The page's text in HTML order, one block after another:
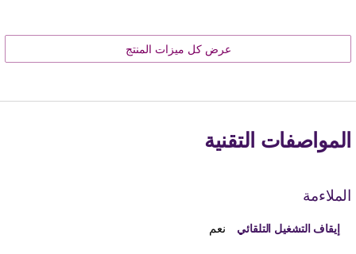
عرض كل ميزات المنتج
المواصفات التقنية
الملاءمة
إيقاف التشغيل التلقائي نعم